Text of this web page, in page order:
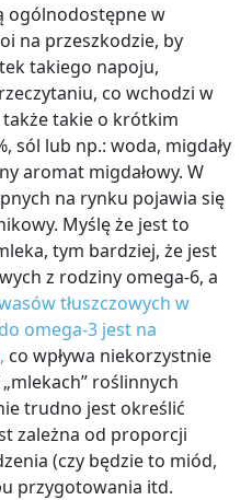
ogólnodostępne w
na przeszkodzie, by
takiego napoju,
co wchodzi w
także takie o krótkim
sól lub np.: woda, migdały
aromat migdałowy. W
na rynku pojawia się
Myślę że jest to
tym bardziej, że jest
z rodziny omega-6, a
tłuszczowych w
omega-3 jest na
co wpływa niekorzystnie
roślinnych
trudno jest określić
zależna od proporcji
(czy będzie to miód,
przygotowania itd.